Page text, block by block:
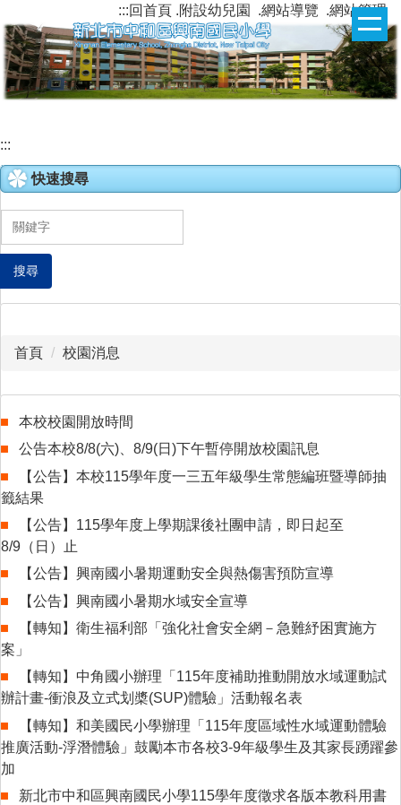
到
主
要
內
區
:::回首頁 .附設幼兒園 .網站導覽 .網站管理
:::
快速搜尋
搜尋
首頁 校園消息
本校校園開放時間
公告本校8/8(六)、8/9(日)下午暫停開放校園訊息
【公告】本校115學年度一三五年級學生常態編班暨導師抽
籤結果
【公告】115學年度上學期課後社團申請，即日起至
8/9（日）止
【公告】興南國小暑期運動安全與熱傷害預防宣導
【公告】興南國小暑期水域安全宣導
【轉知】衛生福利部「強化社會安全網－急難紓困實施方
案」
【轉知】中角國小辦理「115年度補助推動開放水域運動試
辦計畫-衝浪及立式划槳(SUP)體驗」活動報名表
【轉知】和美國民小學辦理「115年度區域性水域運動體驗
推廣活動-浮潛體驗」鼓勵本市各校3-9年級學生及其家長踴躍參
加
新北市中和區興南國民小學115學年度徵求各版本教科用書